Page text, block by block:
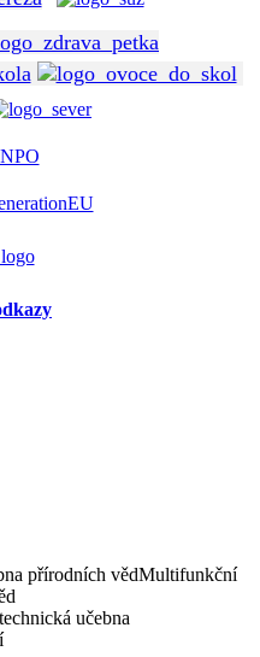
Multifunkční
učebna